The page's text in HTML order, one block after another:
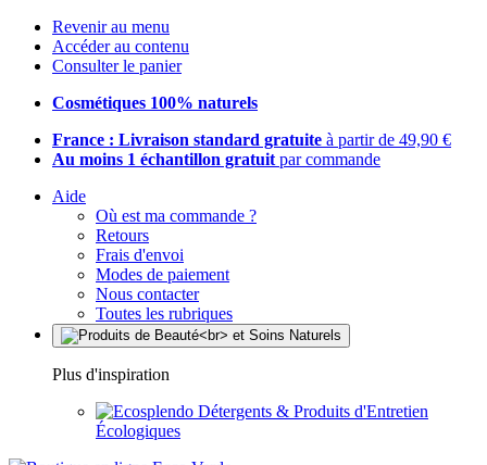
Revenir au menu
Accéder au contenu
Consulter le panier
Cosmétiques 100% naturels
France : Livraison standard gratuite à partir de 49,90 €
Au moins 1 échantillon gratuit par commande
Aide
Où est ma commande ?
Retours
Frais d'envoi
Modes de paiement
Nous contacter
Toutes les rubriques
Plus d'inspiration
Détergents & Produits d'Entretien
Écologiques